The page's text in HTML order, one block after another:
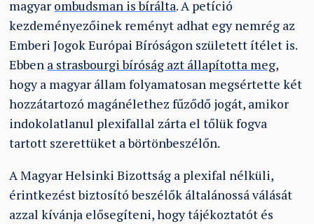
magyar ombudsman is bírálta. A petíció
kezdeményezőinek reményt adhat egy nemrég az
Emberi Jogok Európai Bíróságon született ítélet is.
Ebben a strasbourgi bíróság azt állapította meg,
hogy a magyar állam folyamatosan megsértette két
hozzátartozó magánélethez fűződő jogát, amikor
indokolatlanul plexifallal zárta el tőlük fogva
tartott szerettüket a börtönbeszélőn.
A Magyar Helsinki Bizottság a plexifal nélküli,
érintkezést biztosító beszélők általánossá válását
azzal kívánja elősegíteni, hogy tájékoztatót és